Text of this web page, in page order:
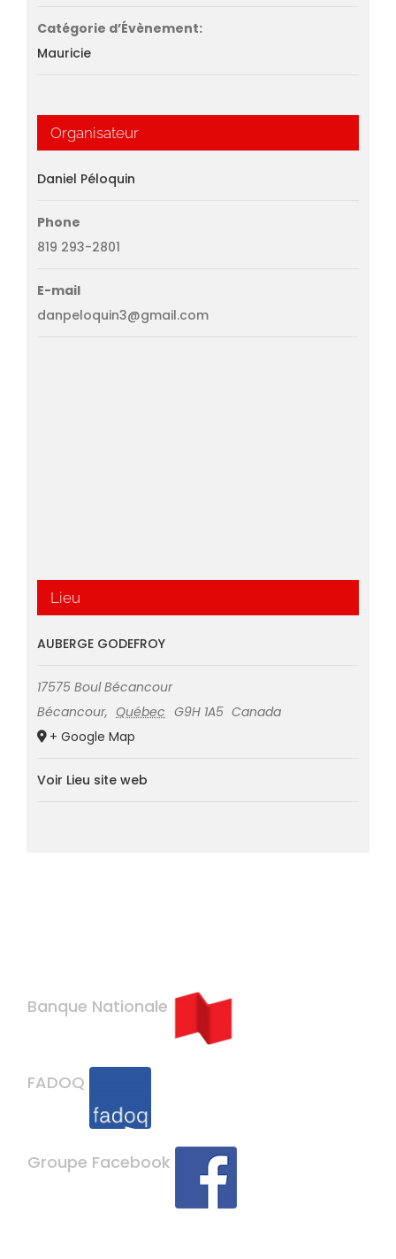
Catégorie d’Évènement:
Mauricie
Organisateur
Daniel Péloquin
Phone
819 293-2801
E-mail
danpeloquin3@gmail.com
Lieu
AUBERGE GODEFROY
17575 Boul Bécancour
Bécancour, Québec G9H 1A5 Canada
+ Google Map
Voir Lieu site web
Banque Nationale
FADOQ
Groupe Facebook